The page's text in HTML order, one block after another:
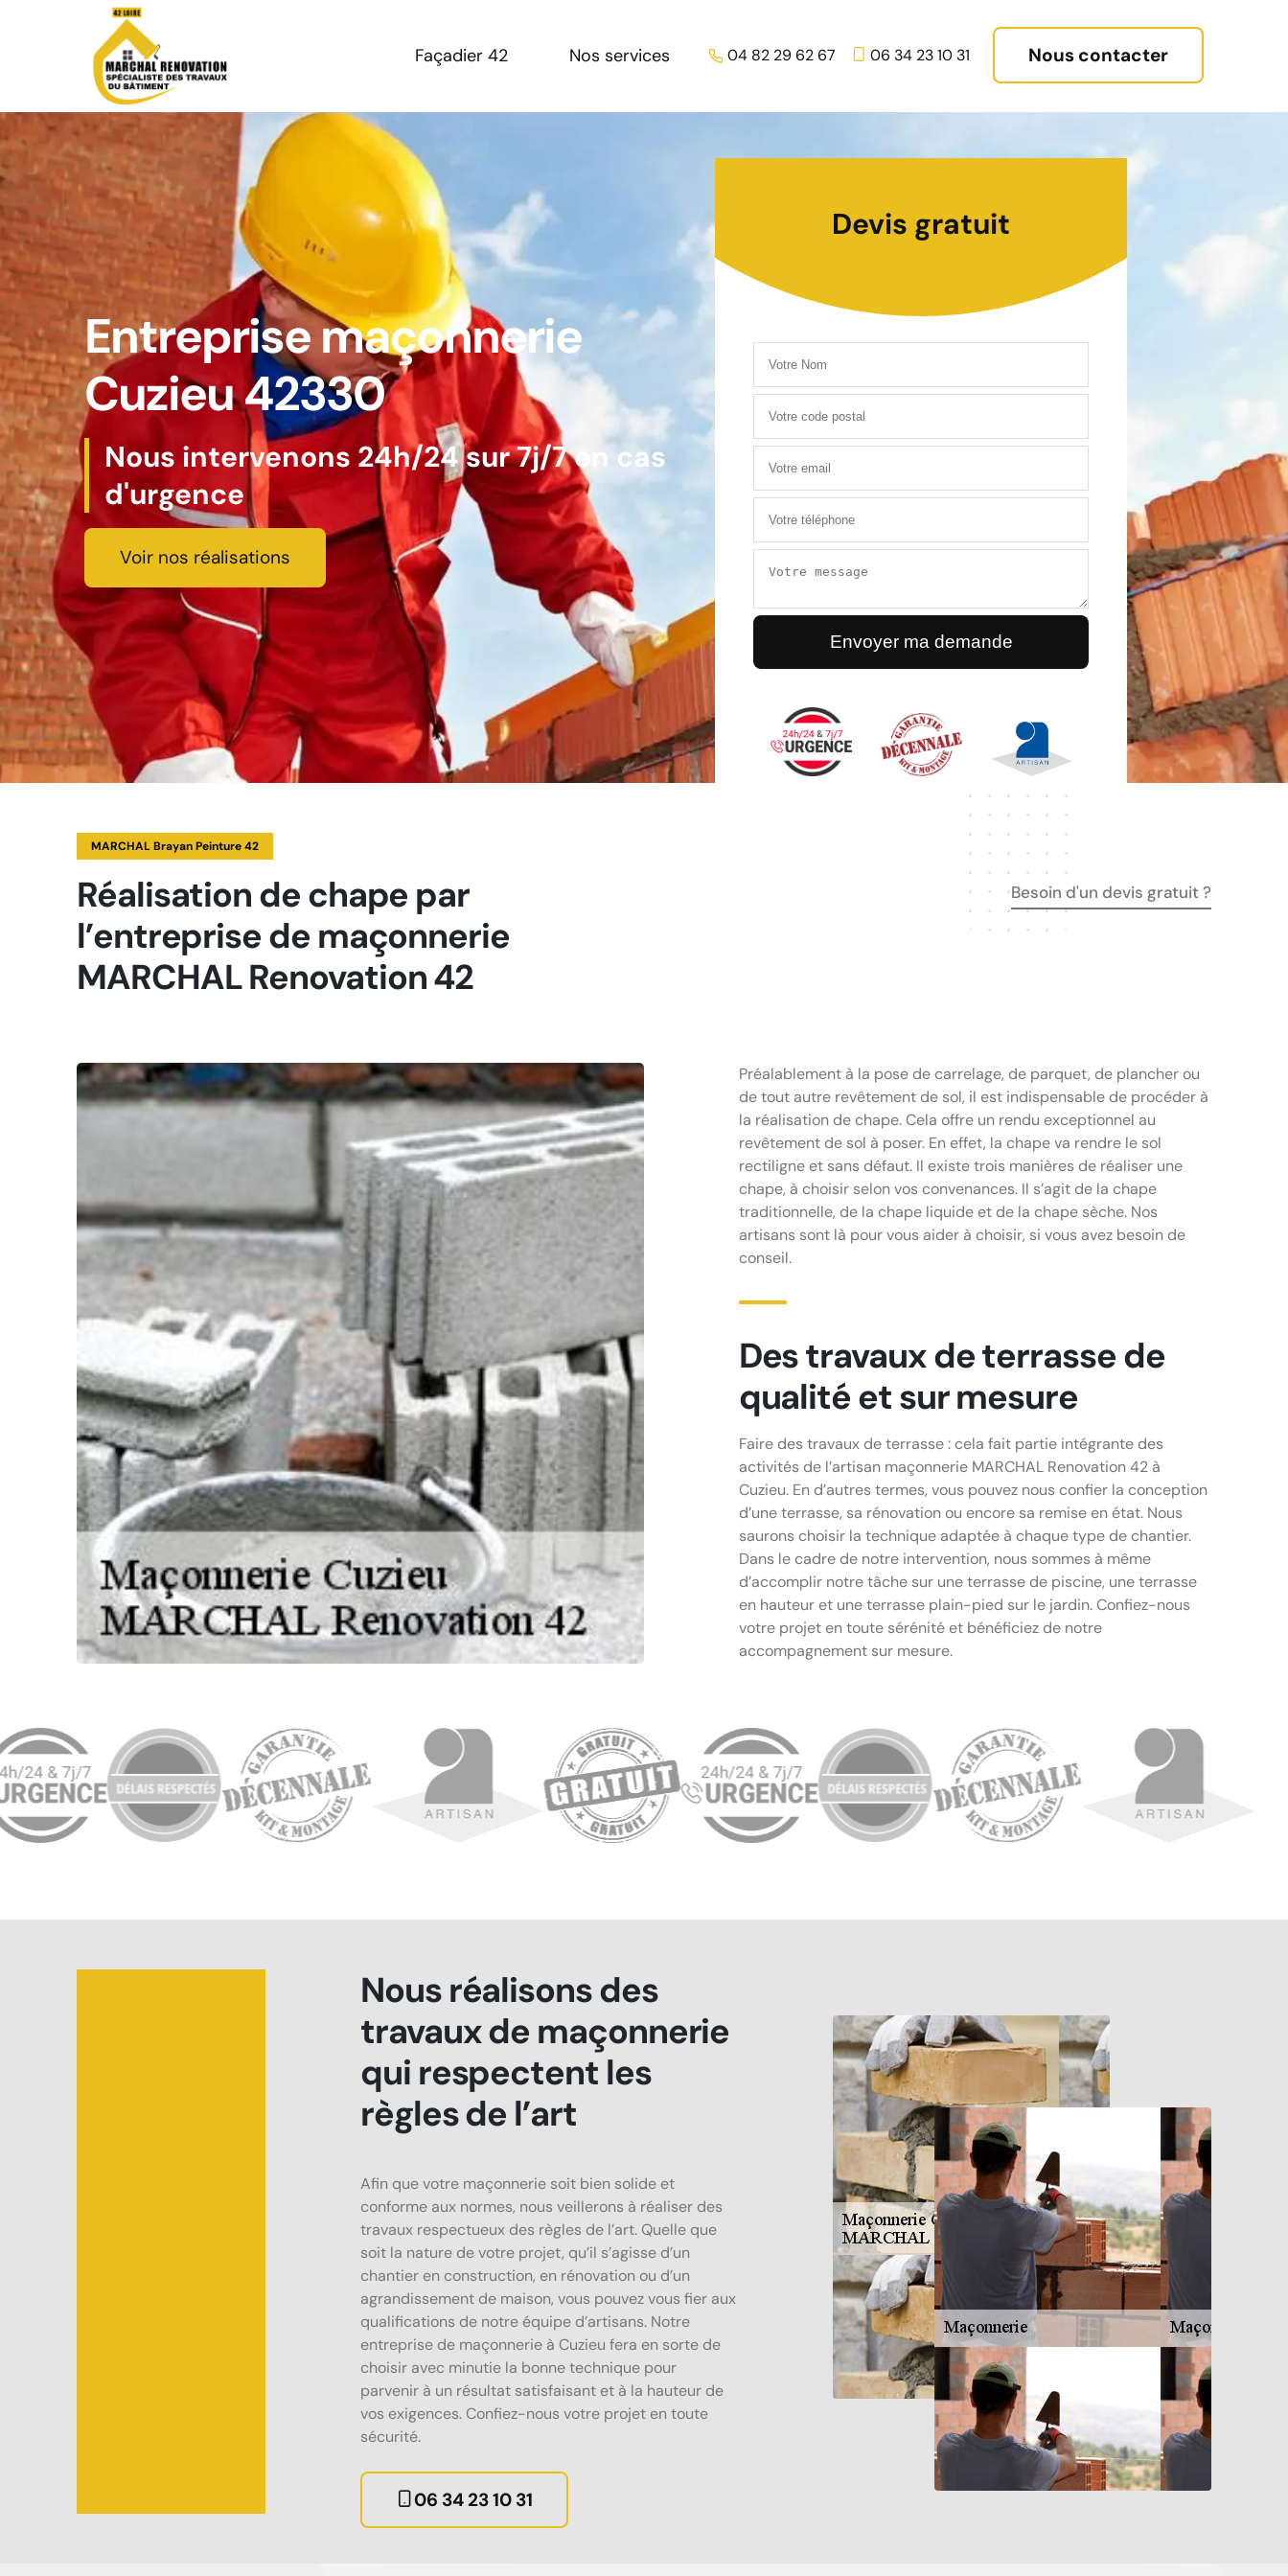
Façadier 42 Nos services 04 82 29 62 67 06 34 23 10 31 Nous contacter
Entreprise maçonnerie
Cuzieu 42330
Nous intervenons 24h/24 sur 7j/7 en cas
d'urgence
Voir nos réalisations
Devis gratuit
MARCHAL Brayan Peinture 42
Réalisation de chape par
l’entreprise de maçonnerie
MARCHAL Renovation 42
Besoin d'un devis gratuit ?
Préalablement à la pose de carrelage, de parquet, de plancher ou
de tout autre revêtement de sol, il est indispensable de procéder à
la réalisation de chape. Cela offre un rendu exceptionnel au
revêtement de sol à poser. En effet, la chape va rendre le sol
rectiligne et sans défaut. Il existe trois manières de réaliser une
chape, à choisir selon vos convenances. Il s’agit de la chape
traditionnelle, de la chape liquide et de la chape sèche. Nos
artisans sont là pour vous aider à choisir, si vous avez besoin de
conseil.
Des travaux de terrasse de
qualité et sur mesure
Faire des travaux de terrasse : cela fait partie intégrante des
activités de l’artisan maçonnerie MARCHAL Renovation 42 à
Cuzieu. En d’autres termes, vous pouvez nous confier la conception
d’une terrasse, sa rénovation ou encore sa remise en état. Nous
saurons choisir la technique adaptée à chaque type de chantier.
Dans le cadre de notre intervention, nous sommes à même
d’accomplir notre tâche sur une terrasse de piscine, une terrasse
en hauteur et une terrasse plain-pied sur le jardin. Confiez-nous
votre projet en toute sérénité et bénéficiez de notre
accompagnement sur mesure.
Nous réalisons des
travaux de maçonnerie
qui respectent les
règles de l’art
Afin que votre maçonnerie soit bien solide et
conforme aux normes, nous veillerons à réaliser des
travaux respectueux des règles de l’art. Quelle que
soit la nature de votre projet, qu’il s’agisse d’un
chantier en construction, en rénovation ou d’un
agrandissement de maison, vous pouvez vous fier aux
qualifications de notre équipe d’artisans. Notre
entreprise de maçonnerie à Cuzieu fera en sorte de
choisir avec minutie la bonne technique pour
parvenir à un résultat satisfaisant et à la hauteur de
vos exigences. Confiez-nous votre projet en toute
sécurité.
06 34 23 10 31